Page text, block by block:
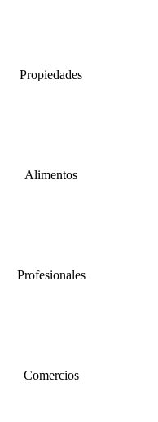
Propiedades
Alimentos
Profesionales
Comercios